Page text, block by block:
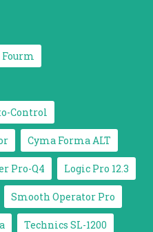
Control
Cyma Forma ALT
Pro-Q4 Logic Pro 12.3
Smooth Operator Pro
Technics SL-1200